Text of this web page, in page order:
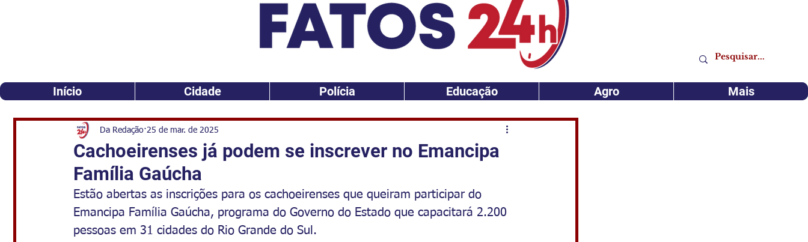
Início Cidade Polícia Educação Agro Mais
​Cachoeirenses já podem se inscrever no Emancipa
Família Gaúcha
Da Redação 25 de mar. de 2025
Estão abertas as inscrições para os cachoeirenses que queiram participar do
Emancipa Família Gaúcha, programa do Governo do Estado que capacitará 2.200
pessoas em 31 cidades do Rio Grande do Sul.